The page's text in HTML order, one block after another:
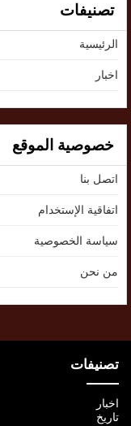
تصنيفات
الرئيسية
اخبار
خصوصية الموقع
اتصل بنا
اتفاقية الإستخدام
سياسة الخصوصية
من نحن
تصنيفات
اخبار
تاريخ